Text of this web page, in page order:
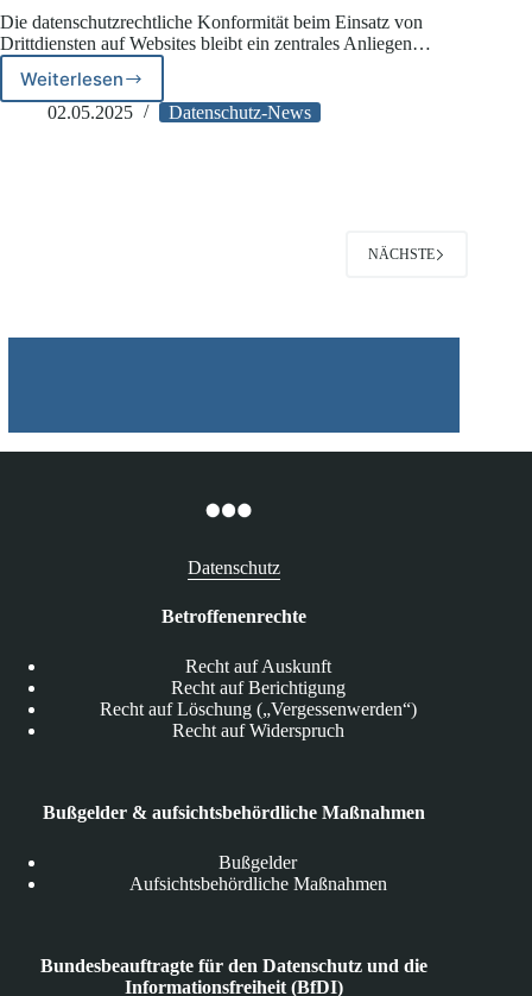
Die datenschutzrechtliche Konformität beim Einsatz von
Drittdiensten auf Websites bleibt ein zentrales Anliegen…
Weiterlesen
HmbBfDI:
Prüfung
02.05.2025 Datenschutz-News
NÄCHSTE
Datenschutz
Betroffenenrechte
Recht auf Auskunft
Recht auf Berichtigung
Recht auf Löschung („Vergessenwerden“)
Recht auf Widerspruch
Bußgelder & aufsichtsbehördliche Maßnahmen
Bußgelder
Aufsichtsbehördliche Maßnahmen
Bundesbeauftragte für den Datenschutz und die
Informationsfreiheit (BfDI)